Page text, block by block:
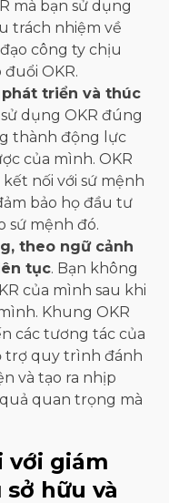
mà bạn sử dụng
trách nhiệm về
công ty chịu
OKR.
triển và thúc
dụng OKR đúng
thành động lực
của mình. OKR
nối với sứ mệnh
bảo họ đầu tư
sứ mệnh đó.
theo ngữ cảnh
tục. Bạn không
của mình sau khi
Khung OKR
các tương tác của
trợ quy trình đánh
và tạo ra nhịp
quan trọng mà
với giám
hữu và